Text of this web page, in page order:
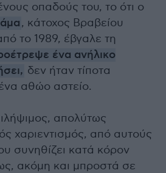
οπαδούς του, το ότι ο
, κάτοχος Βραβείου
το 1989, έβγαλε τη
ένα ανήλικο
δεν ήταν τίποτα
αθώο αστείο.
απολύτως
χαριεντισμός, από αυτούς
συνηθίζει κατά κόρον
ακόμη και μπροστά σε